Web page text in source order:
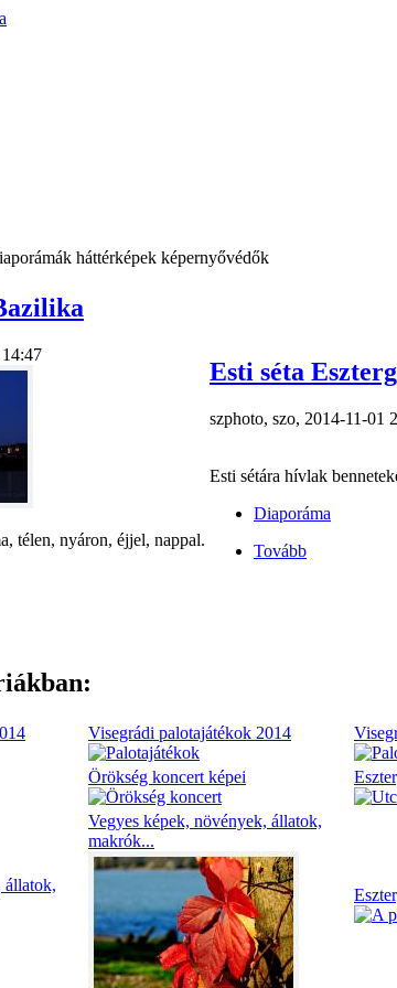
háttérképek képernyővédők
télen, nyáron, éjjel, nappal.
Esti séta
szphoto, szo, 2014-11-01
Esti sétára hívlak
Diaporáma
Tovább
Visegrádi palotajátékok 2014
Örökség koncert képei
állatok,
Vegyes képek, növények, állatok,
makrók...